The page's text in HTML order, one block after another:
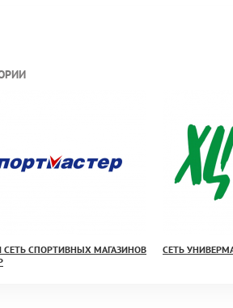
СЕТЬ СПОРТИВНЫХ МАГАЗИНОВ
СЕТЬ